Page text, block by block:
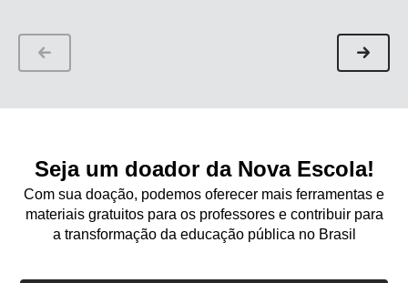
Seja um doador da Nova Escola!
Com sua doação, podemos oferecer mais ferramentas e
materiais gratuitos para os professores e contribuir para
a transformação da educação pública no Brasil